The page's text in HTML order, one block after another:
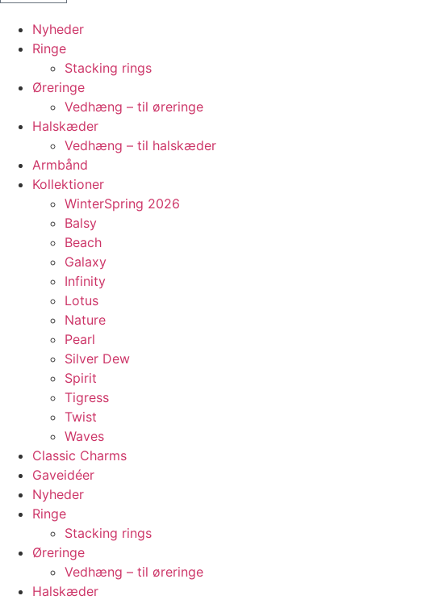
Nyheder
Ringe
Stacking rings
Øreringe
Vedhæng – til øreringe
Halskæder
Vedhæng – til halskæder
Armbånd
Kollektioner
WinterSpring 2026
Balsy
Beach
Galaxy
Infinity
Lotus
Nature
Pearl
Silver Dew
Spirit
Tigress
Twist
Waves
Classic Charms
Gaveidéer
Nyheder
Ringe
Stacking rings
Øreringe
Vedhæng – til øreringe
Halskæder